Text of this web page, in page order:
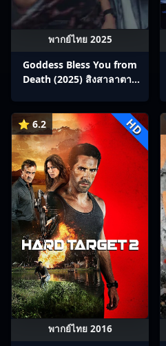
พากย์ไทย 2025
Goddess Bless You from
Death (2025) สิงสาลาตาย
⭐ 6.2 HD
พากย์ไทย 2016